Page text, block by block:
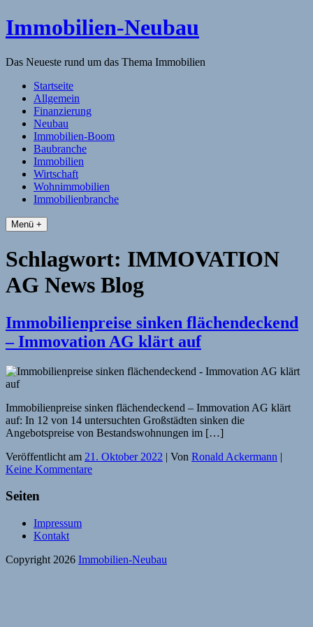
Skip
to
Immobilien-Neubau
Das Neueste rund um das Thema Immobilien
Startseite
Allgemein
Finanzierung
Neubau
Immobilien-Boom
Baubranche
Immobilien
Wirtschaft
Wohnimmobilien
Immobilienbranche
Menü +
Schlagwort: IMMOVATION
AG News Blog
Immobilienpreise sinken flächendeckend
– Immovation AG klärt auf
Immobilienpreise sinken flächendeckend – Immovation AG klärt
auf: In 12 von 14 untersuchten Großstädten sinken die
Angebotspreise von Bestandswohnungen im […]
Veröffentlicht am 21. Oktober 2022 | Von Ronald Ackermann |
Keine Kommentare
Seiten
Impressum
Kontakt
Copyright 2026 Immobilien-Neubau